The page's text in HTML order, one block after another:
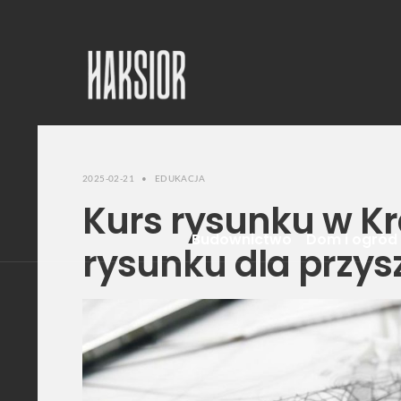
Budownictwo Dom i ogród
2025-02-21 • EDUKACJA
Kurs rysunku w
rysunku dla